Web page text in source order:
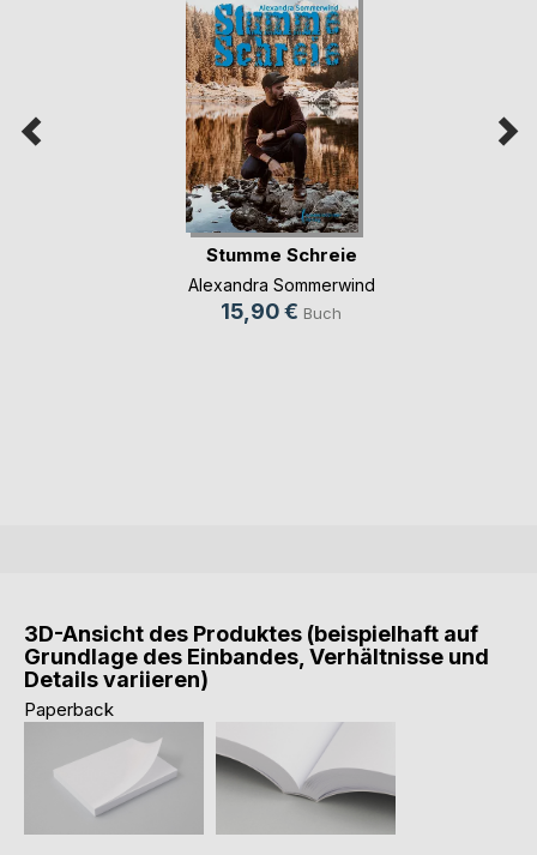
Stumme Schreie
Alexandra Sommerwind
15,90 € Buch
3D-Ansicht des Produktes (beispielhaft auf
Grundlage des Einbandes, Verhältnisse und
Details variieren)
Paperback